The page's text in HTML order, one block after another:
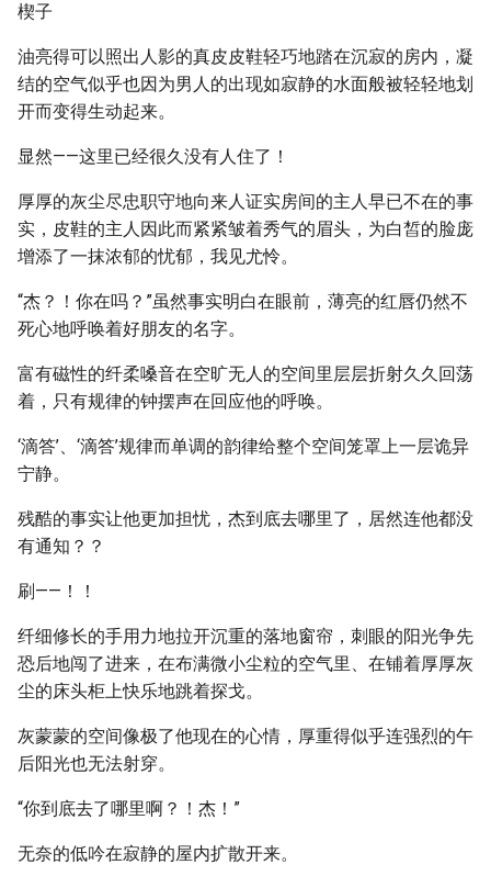
楔子
油亮得可以照出人影的真皮皮鞋轻巧地踏在沉寂的房内，凝
结的空气似乎也因为男人的出现如寂静的水面般被轻轻地划
开而变得生动起来。
显然——这里已经很久没有人住了！
厚厚的灰尘尽忠职守地向来人证实房间的主人早已不在的事
实，皮鞋的主人因此而紧紧皱着秀气的眉头，为白皙的脸庞
增添了一抹浓郁的忧郁，我见尤怜。
“杰？！你在吗？”虽然事实明白在眼前，薄亮的红唇仍然不
死心地呼唤着好朋友的名字。
富有磁性的纤柔嗓音在空旷无人的空间里层层折射久久回荡
着，只有规律的钟摆声在回应他的呼唤。
‘滴答’、‘滴答’规律而单调的韵律给整个空间笼罩上一层诡异
宁静。
残酷的事实让他更加担忧，杰到底去哪里了，居然连他都没
有通知？？
刷——！！
纤细修长的手用力地拉开沉重的落地窗帘，刺眼的阳光争先
恐后地闯了进来，在布满微小尘粒的空气里、在铺着厚厚灰
尘的床头柜上快乐地跳着探戈。
灰蒙蒙的空间像极了他现在的心情，厚重得似乎连强烈的午
后阳光也无法射穿。
“你到底去了哪里啊？！杰！”
无奈的低吟在寂静的屋内扩散开来。